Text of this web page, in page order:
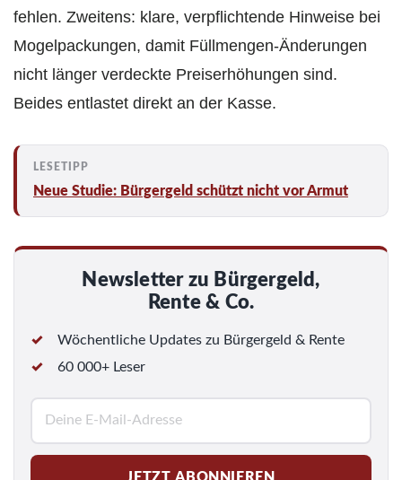
fehlen. Zweitens: klare, verpflichtende Hinweise bei
Mogelpackungen, damit Füllmengen-Änderungen
nicht länger verdeckte Preiserhöhungen sind.
Beides entlastet direkt an der Kasse.
Neue Studie: Bürgergeld schützt nicht vor Armut
Newsletter zu Bürgergeld,
Rente & Co.
Wöchentliche Updates zu Bürgergeld & Rente
60 000+ Leser
M